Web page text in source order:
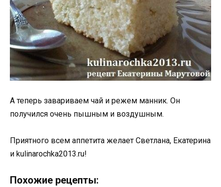
А теперь завариваем чай и режем манник. Он
получился очень пышным и воздушным.
Приятного всем аппетита желает Светлана, Екатерина
и kulinarochka2013.ru!
Похожие рецепты: